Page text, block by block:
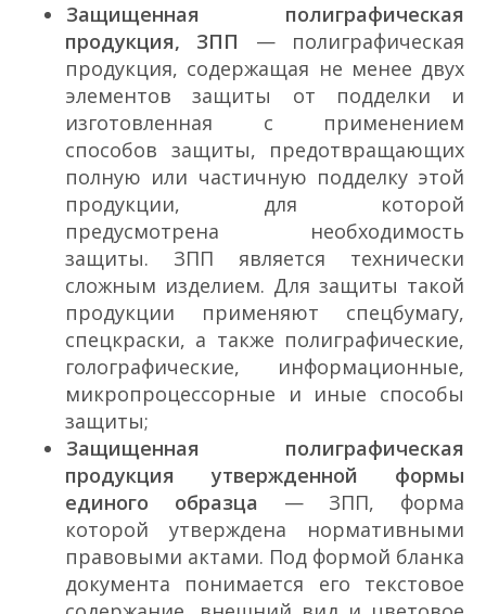
Защищенная полиграфическая
продукция, ЗПП — полиграфическая
продукция, содержащая не менее двух
элементов защиты от подделки и
изготовленная с применением
способов защиты, предотвращающих
полную или частичную подделку этой
продукции, для которой
предусмотрена необходимость
защиты. ЗПП является технически
сложным изделием. Для защиты такой
продукции применяют спецбумагу,
спецкраски, а также полиграфические,
голографические, информационные,
микропроцессорные и иные способы
защиты;
Защищенная полиграфическая
продукция утвержденной формы
единого образца — ЗПП, форма
которой утверждена нормативными
правовыми актами. Под формой бланка
документа понимается его текстовое